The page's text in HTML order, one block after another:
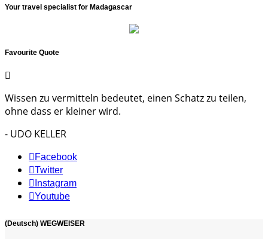
Your travel specialist for Madagascar
Favourite Quote
Wissen zu vermitteln bedeutet, einen Schatz zu teilen,
ohne dass er kleiner wird.
- UDO KELLER
Facebook
Twitter
Instagram
Youtube
(Deutsch) WEGWEISER